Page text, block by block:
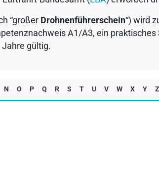
“großer Drohnenführerschein“) wird
A1/A3, ein
gültig.
N O P Q R S T U V W X Y Z